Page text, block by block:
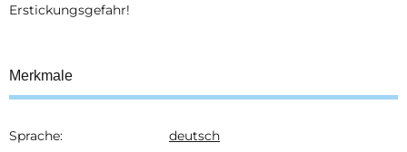
Erstickungsgefahr!
Merkmale
Produkteigenschaft
Wert
Sprache:
deutsch